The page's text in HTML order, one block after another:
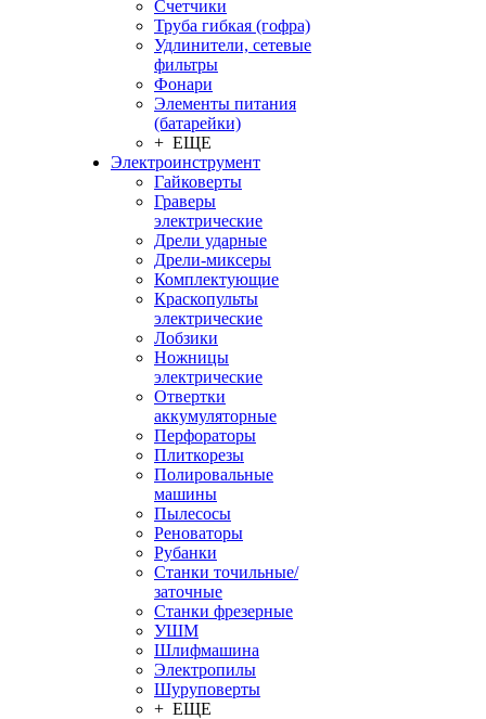
Счетчики
Труба гибкая (гофра)
Удлинители, сетевые
фильтры
Фонари
Элементы питания
(батарейки)
+ ЕЩЕ
Электроинструмент
Гайковерты
Граверы
электрические
Дрели ударные
Дрели-миксеры
Комплектующие
Краскопульты
электрические
Лобзики
Ножницы
электрические
Отвертки
аккумуляторные
Перфораторы
Плиткорезы
Полировальные
машины
Пылесосы
Реноваторы
Рубанки
Станки точильные/
заточные
Станки фрезерные
УШМ
Шлифмашина
Электропилы
Шуруповерты
+ ЕЩЕ